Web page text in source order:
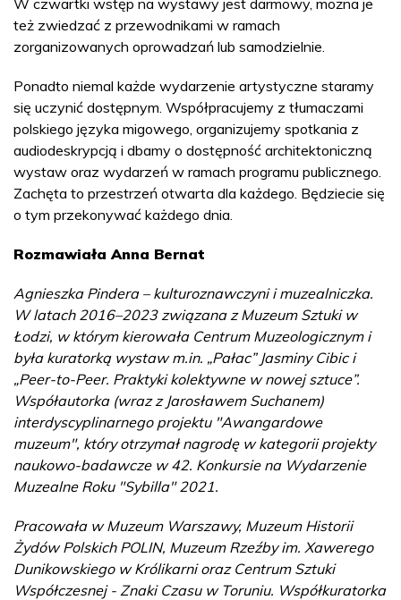
też zwiedzać z przewodnikami w ramach
zorganizowanych oprowadzań lub samodzielnie.
Ponadto niemal każde wydarzenie artystyczne staramy
się uczynić dostępnym. Współpracujemy z tłumaczami
polskiego języka migowego, organizujemy spotkania z
audiodeskrypcją i dbamy o dostępność architektoniczną
wystaw oraz wydarzeń w ramach programu publicznego.
Zachęta to przestrzeń otwarta dla każdego. Będziecie się
o tym przekonywać każdego dnia.
Rozmawiała Anna Bernat
Agnieszka Pindera – kulturoznawczyni i muzealniczka.
W latach 2016–2023 związana z Muzeum Sztuki w
Łodzi, w którym kierowała Centrum Muzeologicznym i
była kuratorką wystaw m.in. „Pałac” Jasminy Cibic i
„Peer-to-Peer. Praktyki kolektywne w nowej sztuce”.
Współautorka (wraz z Jarosławem Suchanem)
interdyscyplinarnego projektu "Awangardowe
muzeum", który otrzymał nagrodę w kategorii projekty
naukowo-badawcze w 42. Konkursie na Wydarzenie
Muzealne Roku "Sybilla" 2021.
Pracowała w Muzeum Warszawy, Muzeum Historii
Żydów Polskich POLIN, Muzeum Rzeźby im. Xawerego
Dunikowskiego w Królikarni oraz Centrum Sztuki
Współczesnej - Znaki Czasu w Toruniu. Współkuratorka